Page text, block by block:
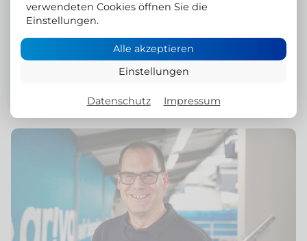
Umbau für die Fischerei
Massgeschneiderter Stangenträger mit LED-
Scheinwerfern, einer Halterung für den Fischtank,
Zusatzblattfedern und VB SemiAir
verwendeten Cookies öffnen Sie die
Einstellungen.
Alle akzeptieren
Einstellungen
Datenschutz Impressum